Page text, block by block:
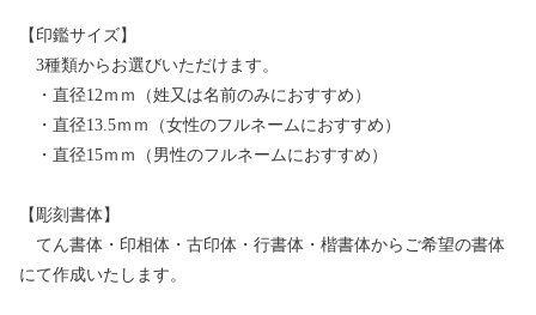
【印鑑サイズ】
3種類からお選びいただけます。
・直径12ｍｍ（姓又は名前のみにおすすめ）
・直径13.5ｍｍ（女性のフルネームにおすすめ）
・直径15ｍｍ（男性のフルネームにおすすめ）
【彫刻書体】
てん書体・印相体・古印体・行書体・楷書体からご希望の書体
にて作成いたします。